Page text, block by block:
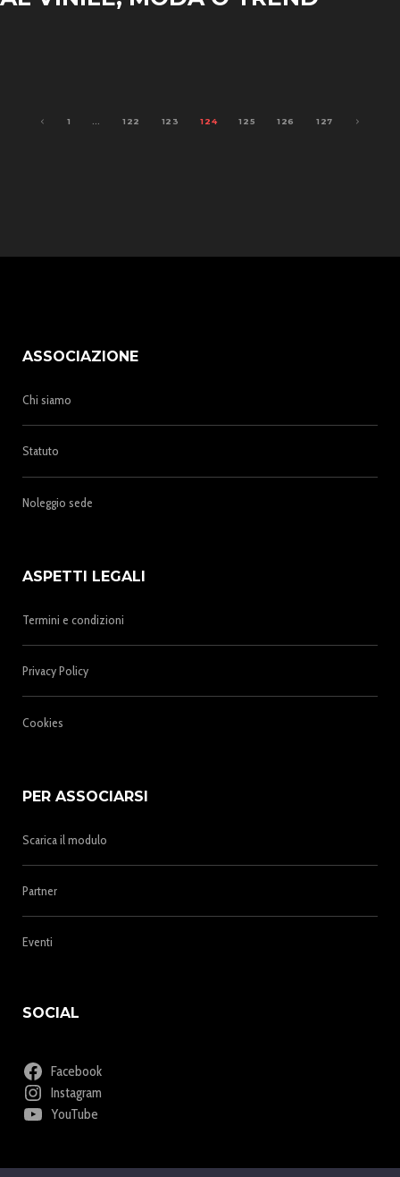
1 122 123 124 125 126 127
ASSOCIAZIONE
Chi siamo
Statuto
Noleggio sede
ASPETTI LEGALI
Termini e condizioni
Privacy Policy
Cookies
PER ASSOCIARSI
Scarica il modulo
Partner
Eventi
SOCIAL
Facebook
Instagram
YouTube